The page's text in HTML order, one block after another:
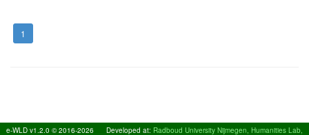
1
e-WLD v1.2.0 © 2016-2026 Developed at: Radboud University Nijmegen, Humanities Lab,